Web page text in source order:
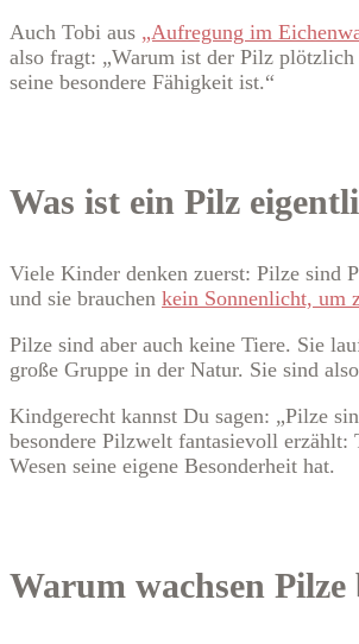
Auch Tobi aus „Aufregung im
also fragt: „Warum ist der Pilz
seine besondere Fähigkeit ist.“
Was ist ein Pilz
Viele Kinder denken zuerst: Pilze sind
und sie brauchen kein Sonnenlicht, um
Pilze sind aber auch keine Tiere. Sie
große Gruppe in der Natur. Sie sind
Kindgerecht kannst Du sagen: „Pilze
besondere Pilzwelt fantasievoll
Wesen seine eigene Besonderheit hat.
Warum wachsen